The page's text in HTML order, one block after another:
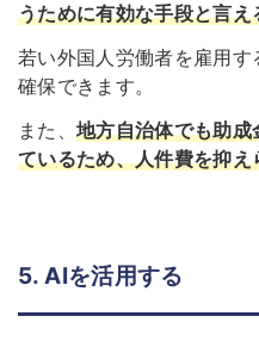
うために有効な手段と言え
若い外国人労働者を雇用
確保できます。
また、 地方自治体でも助
ているため、人件費を抑
5. AIを活用する